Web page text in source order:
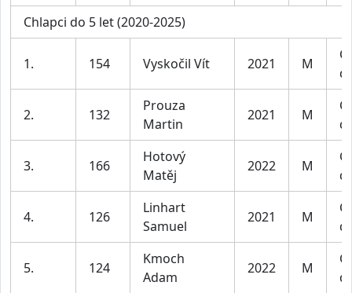
Chlapci do 5 let (2020-2025)
1. 154 Vyskočil Vít 2021 M
2. 132
Prouza
Martin
2021 M
3. 166
Hotový
Matěj
2022 M
4. 126
Linhart
Samuel
2021 M
5. 124
Kmoch
Adam
2022 M